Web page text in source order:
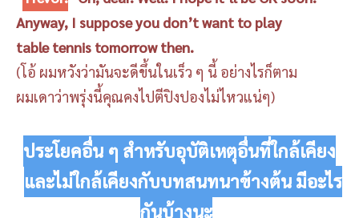
Anyway, I suppose you don’t want to play
table tennis tomorrow then.
(โอ้ ผมหวังว่ามันจะดีขึ้นในเร็ว ๆ นี้ อย่างไรก็ตาม
ผมเดาว่าพรุ่งนี้คุณคงไปตีปิงปองไม่ไหวแน่ๆ)
ประโยคอื่น ๆ สำหรับอุบัติเหตุอื่นที่ใกล้เคียง
และไม่ใกล้เคียงกับบทสนทนาข้างต้น มีอะไร
กันบ้างนะ